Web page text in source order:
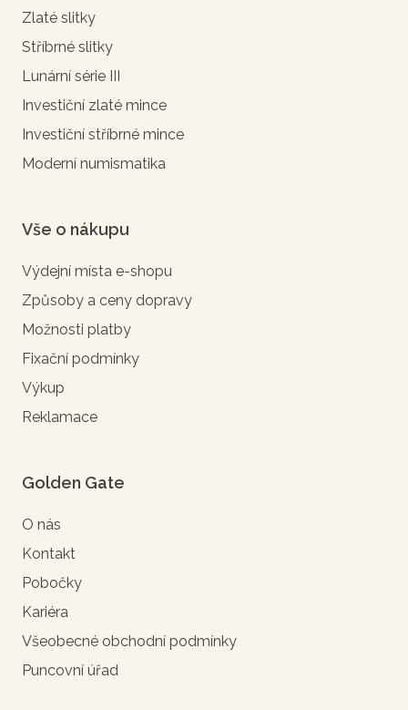
Zlaté slitky
Stříbrné slitky
Lunární série III
Investiční zlaté mince
Investiční stříbrné mince
Moderní numismatika
Vše o nákupu
Výdejní místa e-shopu
Způsoby a ceny dopravy
Možnosti platby
Fixační podmínky
Výkup
Reklamace
Golden Gate
O nás
Kontakt
Pobočky
Kariéra
Všeobecné obchodní podmínky
Puncovní úřad